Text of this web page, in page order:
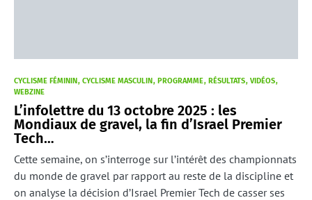
CYCLISME FÉMININ CYCLISME MASCULIN PROGRAMME RÉSULTATS VIDÉOS
WEBZINE
L’infolettre du 13 octobre 2025 : les
Mondiaux de gravel, la fin d’Israel Premier
Tech…
Cette semaine, on s’interroge sur l’intérêt des championnats
du monde de gravel par rapport au reste de la discipline et
on analyse la décision d’Israel Premier Tech de casser ses